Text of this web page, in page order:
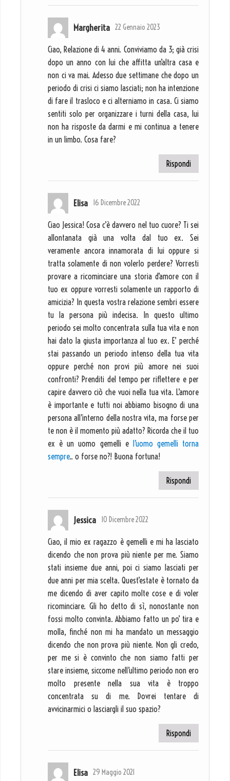
Margherita 22 Gennaio 2023
Ciao, Relazione di 4 anni. Conviviamo da 3; già crisi
dopo un anno con lui che affitta un’altra casa e
non ci va mai. Adesso due settimane che dopo un
periodo di crisi ci siamo lasciati; non ha intenzione
di fare il trasloco e ci alterniamo in casa. Ci siamo
sentiti solo per organizzare i turni della casa, lui
non ha risposte da darmi e mi continua a tenere
in un limbo. Cosa fare?
Rispondi
Elisa 16 Dicembre 2022
Ciao Jessica! Cosa c’è davvero nel tuo cuore? Ti sei
allontanata già una volta dal tuo ex. Sei
veramente ancora innamorata di lui oppure si
tratta solamente di non volerlo perdere? Vorresti
provare a ricominciare una storia d’amore con il
tuo ex oppure vorresti solamente un rapporto di
amicizia? In questa vostra relazione sembri essere
tu la persona più indecisa. In questo ultimo
periodo sei molto concentrata sulla tua vita e non
hai dato la giusta importanza al tuo ex. E’ perché
stai passando un periodo intenso della tua vita
oppure perché non provi più amore nei suoi
confronti? Prenditi del tempo per riflettere e per
capire davvero ciò che vuoi nella tua vita. L’amore
è importante e tutti noi abbiamo bisogno di una
persona all’interno della nostra vita, ma forse per
te non è il momento più adatto? Ricorda che il tuo
ex è un uomo gemelli e l’uomo gemelli torna
sempre.. o forse no?! Buona fortuna!
Rispondi
Jessica 10 Dicembre 2022
Ciao, il mio ex ragazzo è gemelli e mi ha lasciato
dicendo che non prova più niente per me. Siamo
stati insieme due anni, poi ci siamo lasciati per
due anni per mia scelta. Quest’estate è tornato da
me dicendo di aver capito molte cose e di voler
ricominciare. Gli ho detto di sì, nonostante non
fossi molto convinta. Abbiamo fatto un po’ tira e
molla, finché non mi ha mandato un messaggio
dicendo che non prova più niente. Non gli credo,
per me si è convinto che non siamo fatti per
stare insieme, siccome nell’ultimo periodo non ero
molto presente nella sua vita è troppo
concentrata su di me. Dovrei tentare di
avvicinarmici o lasciargli il suo spazio?
Rispondi
Elisa 29 Maggio 2021